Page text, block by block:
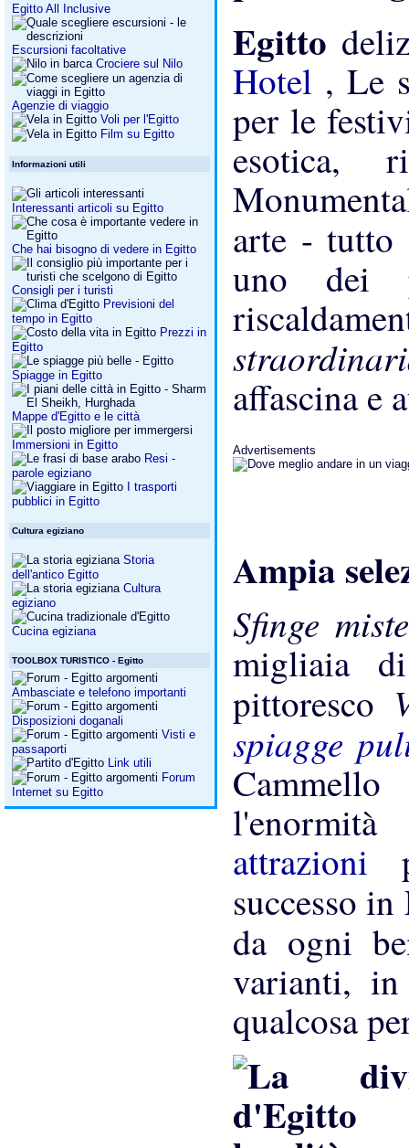
Egitto All Inclusive
Escursioni facoltative
Crociere sul Nilo
Agenzie di viaggio
Voli per l'Egitto
Film su Egitto
Informazioni utili
Interessanti articoli su Egitto
Che hai bisogno di vedere in Egitto
Consigli per i turisti
Previsioni del
tempo in Egitto
Prezzi in
Egitto
Spiagge in Egitto
Mappe d'Egitto e le città
Immersioni in Egitto
Resi -
parole egiziano
I trasporti
pubblici in Egitto
Cultura egiziano
Storia
dell'antico Egitto
Cultura
egiziano
Cucina egiziana
TOOLBOX TURISTICO - Egitto
Ambasciate e telefono importanti
Disposizioni doganali
Visti e
passaporti
Link utili
Forum
Internet su Egitto
Egitto
Hotel , Le
per le
esotica,
arte - tutto
uno dei
affascina e
Advertisements
Ampia
Sfinge
migliaia
pittoresco
spiagge
attrazioni
successo
da ogni
varianti,
qualcosa